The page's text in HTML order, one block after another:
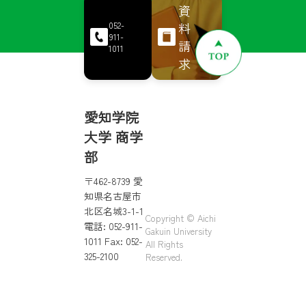
052-
911-
1011
資
料
請
求
愛知学院
大学 商学
部
〒462-8739 愛
知県名古屋市
北区名城3-1-1
電話: 052-911-
1011 Fax: 052-
325-2100
Copyright © Aichi
Gakuin University
All Rights
Reserved.